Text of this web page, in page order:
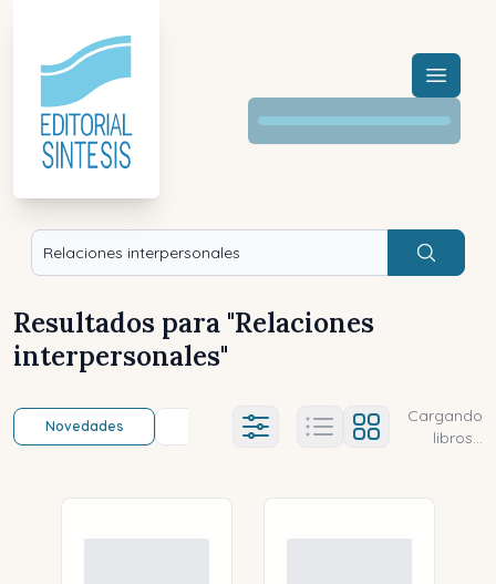
Menú
Buscar
Resultados para "Relaciones
interpersonales"
Novedades Título (a-z) Título (z-a)
Ajustes abierto
Cargando
libros...